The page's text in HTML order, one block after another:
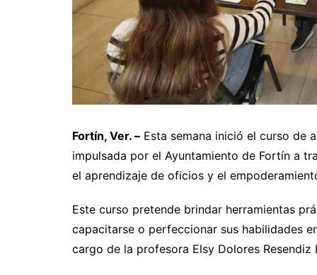
Fortín, Ver. – Esta semana inició el curso de
impulsada por el Ayuntamiento de Fortín a
el aprendizaje de oficios y el
Este curso pretende brindar herramientas
capacitarse o perfeccionar sus habilidades
cargo de la profesora Elsy Dolores Resendiz